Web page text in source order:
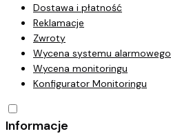
Dostawa i płatność
Reklamacje
Zwroty
Wycena systemu alarmowego
Wycena monitoringu
Konfigurator Monitoringu
Informacje